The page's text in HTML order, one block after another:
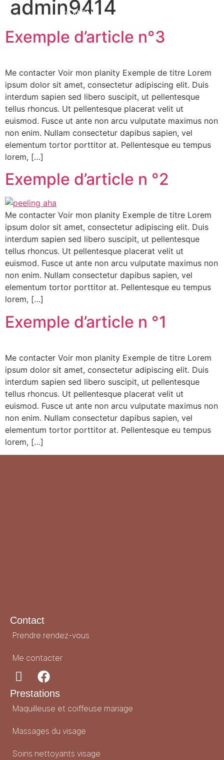
admin9414
Exemple d’article n°3
Me contacter Voir mon planity Exemple de titre Lorem
ipsum dolor sit amet, consectetur adipiscing elit. Duis
interdum sapien sed libero suscipit, ut pellentesque
tellus rhoncus. Ut pellentesque placerat velit ut
euismod. Fusce ut ante non arcu vulputate maximus non
non enim. Nullam consectetur dapibus sapien, vel
elementum tortor porttitor at. Pellentesque eu tempus
lorem, […]
Exemple d’article n °2
Me contacter Voir mon planity Exemple de titre Lorem
ipsum dolor sit amet, consectetur adipiscing elit. Duis
interdum sapien sed libero suscipit, ut pellentesque
tellus rhoncus. Ut pellentesque placerat velit ut
euismod. Fusce ut ante non arcu vulputate maximus non
non enim. Nullam consectetur dapibus sapien, vel
elementum tortor porttitor at. Pellentesque eu tempus
lorem, […]
Exemple d’article n °1
Me contacter Voir mon planity Exemple de titre Lorem
ipsum dolor sit amet, consectetur adipiscing elit. Duis
interdum sapien sed libero suscipit, ut pellentesque
tellus rhoncus. Ut pellentesque placerat velit ut
euismod. Fusce ut ante non arcu vulputate maximus non
non enim. Nullam consectetur dapibus sapien, vel
elementum tortor porttitor at. Pellentesque eu tempus
lorem, […]
Contact
Prendre rendez-vous
Me contacter
Prestations
Maquilleuse et coiffeuse mariage
Massages du visage
Soins nettoyants visage